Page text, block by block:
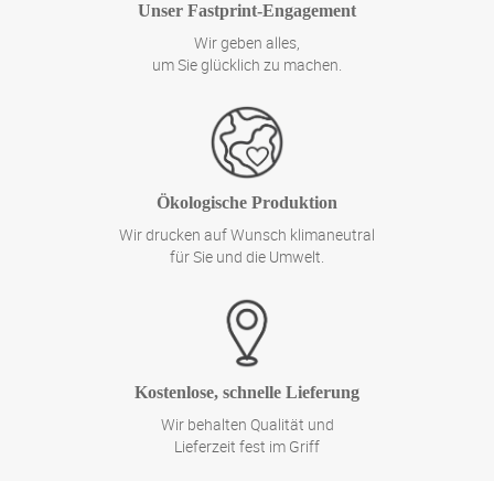
Unser Fastprint-Engagement
Wir geben alles,
um Sie glücklich zu machen.
Ökologische Produktion
Wir drucken auf Wunsch klimaneutral
für Sie und die Umwelt.
Kostenlose, schnelle Lieferung
Wir behalten Qualität und
Lieferzeit fest im Griff